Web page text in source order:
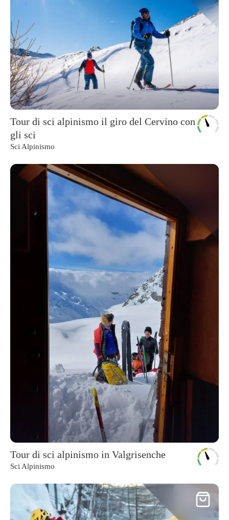
Tour di sci alpinismo il giro del Cervino con
gli sci
Sci Alpinismo
Tour di sci alpinismo in Valgrisenche
Sci Alpinismo